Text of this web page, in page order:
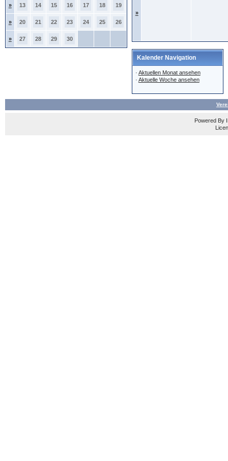
» 13 14 15 16 17 18 19
» 20 21 22 23 24 25 26
» 27 28 29 30
»
Kalender Navigation
· Aktuellen Monat ansehen
· Aktuelle Woche ansehen
Powered By